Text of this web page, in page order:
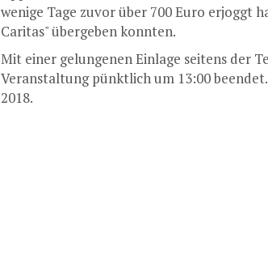
wenige Tage zuvor über 700 Euro erjoggt
Caritas" übergeben konnten.
Mit einer gelungenen Einlage seitens der
Veranstaltung pünktlich um 13:00 beendet.
2018.